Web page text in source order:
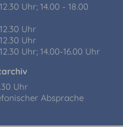
Uhr; 14.00 - 18.00
Uhr
Uhr
Uhr; 14.00-16.00 Uhr
Uhr
Absprache